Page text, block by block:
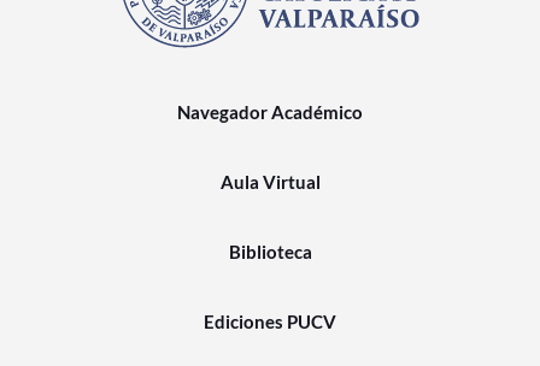
Navegador Académico
Aula Virtual
Biblioteca
Ediciones PUCV